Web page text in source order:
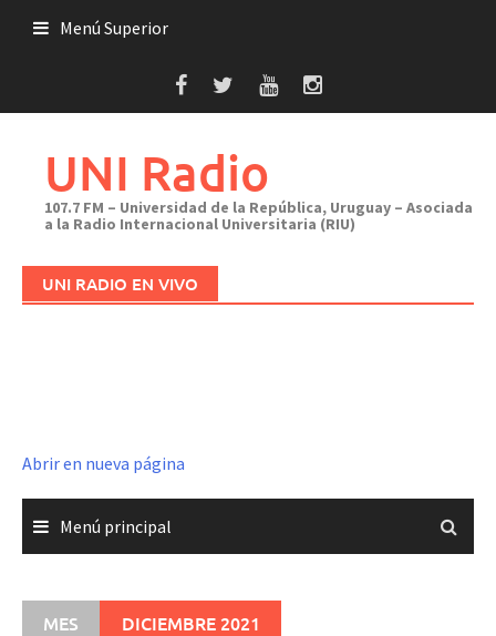
Menú Superior
UNI Radio
107.7 FM – Universidad de la República, Uruguay – Asociada
a la Radio Internacional Universitaria (RIU)
UNI RADIO EN VIVO
Abrir en nueva página
Menú principal
MES DICIEMBRE 2021